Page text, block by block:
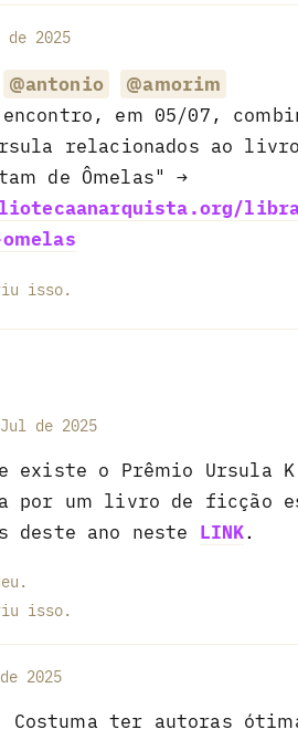
de 2025
@antonio
@amorim
em 05/07,
relacionados ao
de Ômelas" →
isso.
de 2025
existe o Prêmio Ursula
por um livro de ficção
deste ano neste LINK.
.
isso.
2025
Costuma ter autoras